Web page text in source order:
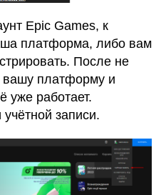
Epic Games, к
платформа, либо вам
После не
вашу платформу и
уже работает.
записи.